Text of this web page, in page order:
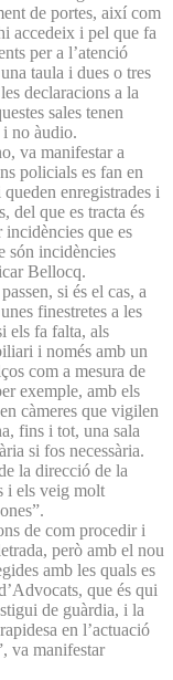
de portes, així com
accedeix i pel que fa
per a l’atenció
taula i dues o tres
declaracions a la
sales tenen
i no àudio.
va manifestar a
policials es fan en
enregistrades i
del que es tracta és
que es
són incidències
Bellocq.
si és el cas, a
finestretes a les
els fa falta, als
i només amb un
com a mesura de
exemple, amb els
càmeres que vigilen
fins i tot, una sala
si fos necessària.
la direcció de la
i els veig molt
de com procedir i
però amb el nou
amb les quals es
que és qui
de guàrdia, i la
en l’actuació
va manifestar